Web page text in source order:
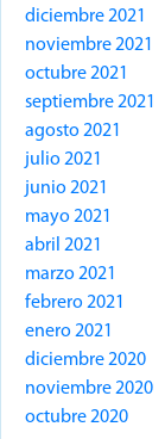
diciembre 2021
noviembre 2021
octubre 2021
septiembre 2021
agosto 2021
julio 2021
junio 2021
mayo 2021
abril 2021
marzo 2021
febrero 2021
enero 2021
diciembre 2020
noviembre 2020
octubre 2020